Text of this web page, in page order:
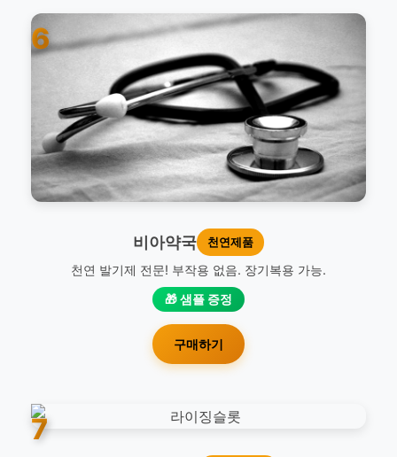
6
비아약국 천연제품
천연 발기제 전문! 부작용 없음. 장기복용 가능.
🎁 샘플 증정
구매하기
7